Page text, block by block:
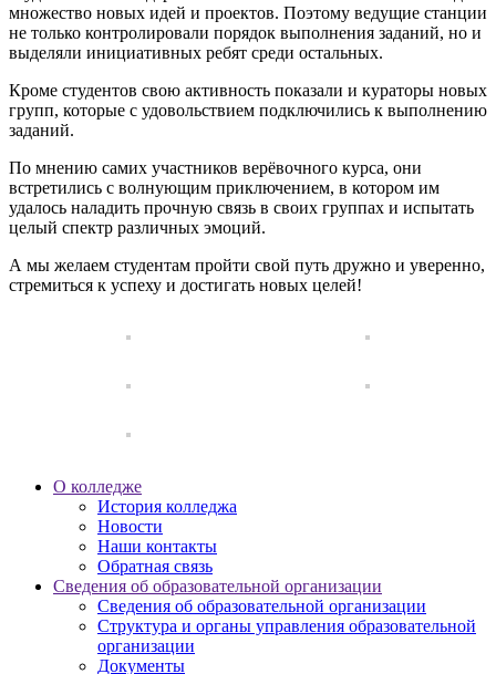
множество новых идей и проектов. Поэтому ведущие станции
не только контролировали порядок выполнения заданий, но и
выделяли инициативных ребят среди остальных.
Кроме студентов свою активность показали и кураторы новых
групп, которые с удовольствием подключились к выполнению
заданий.
По мнению самих участников верёвочного курса, они
встретились с волнующим приключением, в котором им
удалось наладить прочную связь в своих группах и испытать
целый спектр различных эмоций.
А мы желаем студентам пройти свой путь дружно и уверенно,
стремиться к успеху и достигать новых целей!
О колледже
История колледжа
Новости
Наши контакты
Обратная связь
Сведения об образовательной организации
Сведения об образовательной организации
Структура и органы управления образовательной
организации
Документы